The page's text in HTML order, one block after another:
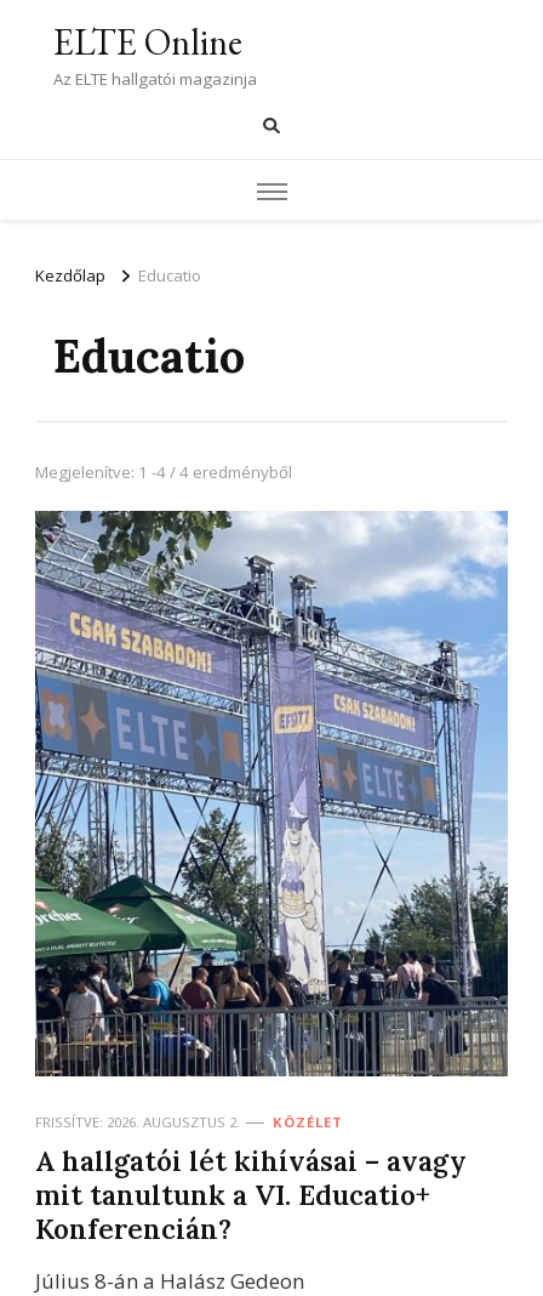
ELTE Online
Az ELTE hallgatói magazinja
Kezdőlap Educatio
Educatio
Megjelenítve: 1 -4 / 4 eredményből
FRISSÍTVE: 2026. AUGUSZTUS 2. KÖZÉLET
A hallgatói lét kihívásai – avagy
mit tanultunk a VI. Educatio+
Konferencián?
Július 8-án a Halász Gedeon